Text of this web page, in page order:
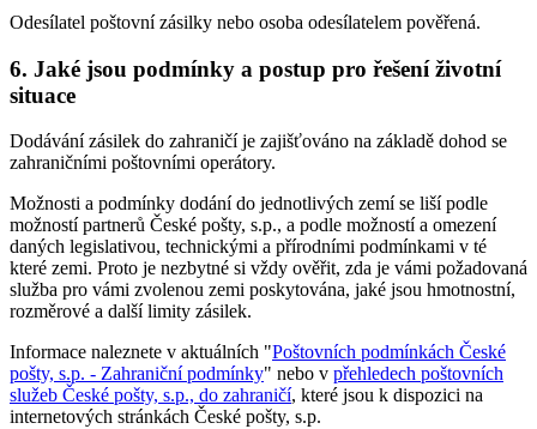
Odesílatel poštovní zásilky nebo osoba odesílatelem pověřená.
6. Jaké jsou podmínky a postup pro řešení životní
situace
Dodávání zásilek do zahraničí je zajišťováno na základě dohod se
zahraničními poštovními operátory.
Možnosti a podmínky dodání do jednotlivých zemí se liší podle
možností partnerů České pošty, s.p., a podle možností a omezení
daných legislativou, technickými a přírodními podmínkami v té
které zemi. Proto je nezbytné si vždy ověřit, zda je vámi požadovaná
služba pro vámi zvolenou zemi poskytována, jaké jsou hmotnostní,
rozměrové a další limity zásilek.
Informace naleznete v aktuálních "Poštovních podmínkách České
pošty, s.p. - Zahraniční podmínky" nebo v přehledech poštovních
služeb České pošty, s.p., do zahraničí, které jsou k dispozici na
internetových stránkách České pošty, s.p.